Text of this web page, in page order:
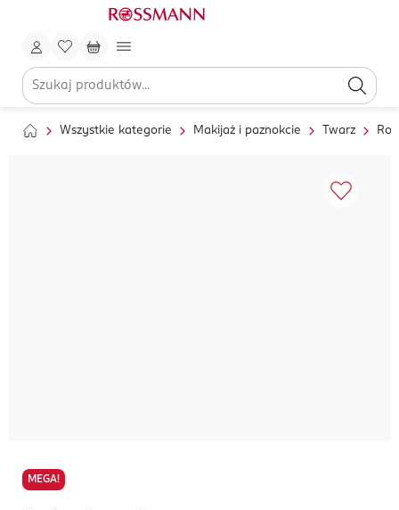
Wszystkie kategorie Makijaż i paznokcie Twarz
MEGA!